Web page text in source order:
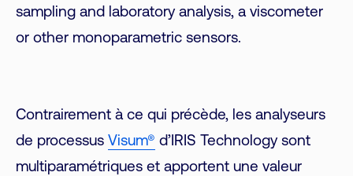
sampling and laboratory analysis, a viscometer
or other monoparametric sensors.
Contrairement à ce qui précède, les analyseurs
de processus Visum® d’IRIS Technology sont
multiparamétriques et apportent une valeur